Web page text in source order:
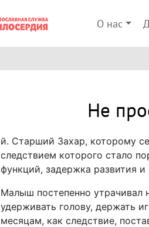
О нас
Не
й. Старший Захар, которому
следствием которого стало
функций, задержка развития и
Малыш постепенно утрачивал
удерживать голову, держать
месяцам, как следствие,